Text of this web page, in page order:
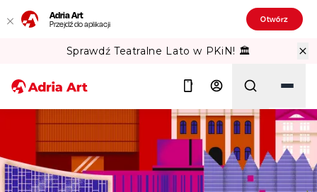
Adria Art
Przejdź do aplikacji Otwórz
Sprawdź Teatralne Lato w PKiN! 🏛️
Szukaj